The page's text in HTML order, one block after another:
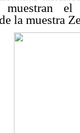
muestran el
la muestra